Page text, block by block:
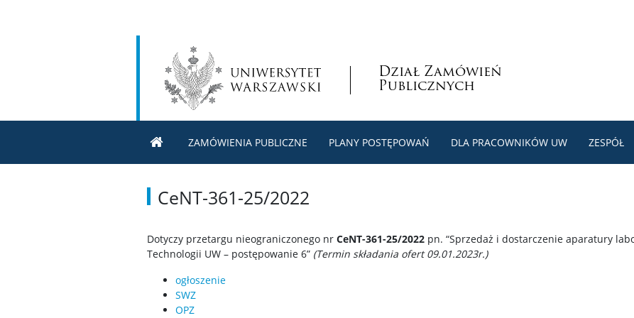
Dział Zamówień
Publicznych
ZAMÓWIENIA PUBLICZNE PLANY POSTĘPOWAŃ DLA PRACOWNIKÓW UW ZESPÓŁ
CeNT-361-25/2022
Dotyczy przetargu nieograniczonego nr CeNT-361-25/2022 pn. “Sprzedaż i dostarczenie aparatury
Technologii UW – postępowanie 6” (Termin składania ofert 09.01.2023r.)
ogłoszenie
SWZ
OPZ